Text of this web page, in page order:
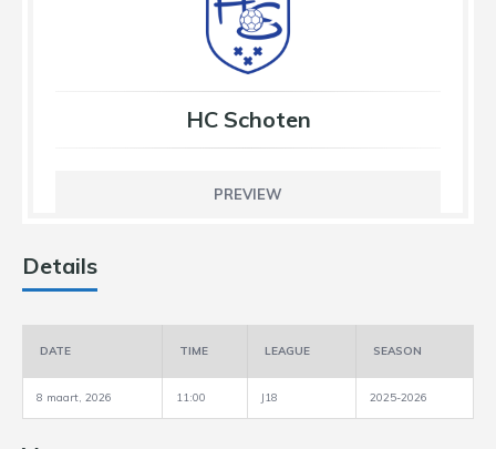
HC Schoten
PREVIEW
Details
DATE TIME LEAGUE SEASON
8 maart, 2026 11:00 J18 2025-2026